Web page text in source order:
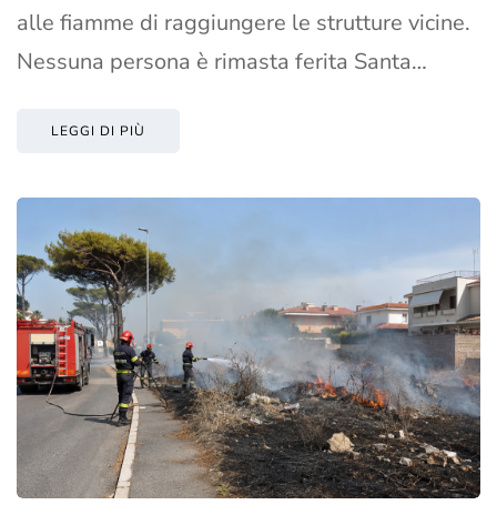
alle fiamme di raggiungere le strutture vicine.
Nessuna persona è rimasta ferita Santa…
LEGGI DI PIÙ